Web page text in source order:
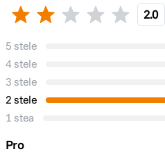
2.0
5 stele
4 stele
3 stele
2 stele
1 stea
Pro